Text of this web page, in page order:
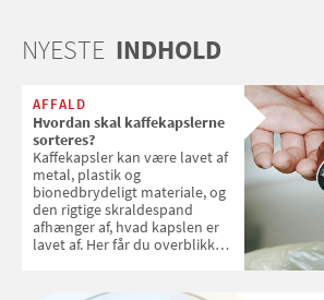
NYESTE INDHOLD
AFFALD
Hvordan skal kaffekapslerne
sorteres?
Kaffekapsler kan være lavet af
metal, plastik og
bionedbrydeligt materiale, og
den rigtige skraldespand
afhænger af, hvad kapslen er
lavet af. Her får du overblikket